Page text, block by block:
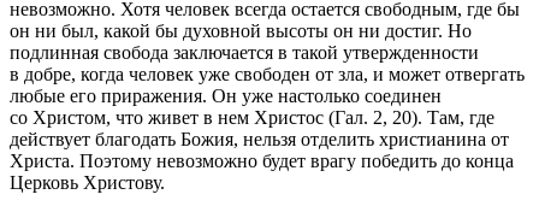
невозможно. Хотя человек всегда остается свободным, где бы
он ни был, какой бы духовной высоты он ни достиг. Но
подлинная свобода заключается в такой утвержденности
в добре, когда человек уже свободен от зла, и может отвергать
любые его приражения. Он уже настолько соединен
со Христом, что живет в нем Христос (Гал. 2, 20). Там, где
действует благодать Божия, нельзя отделить христианина от
Христа. Поэтому невозможно будет врагу победить до конца
Церковь Христову.